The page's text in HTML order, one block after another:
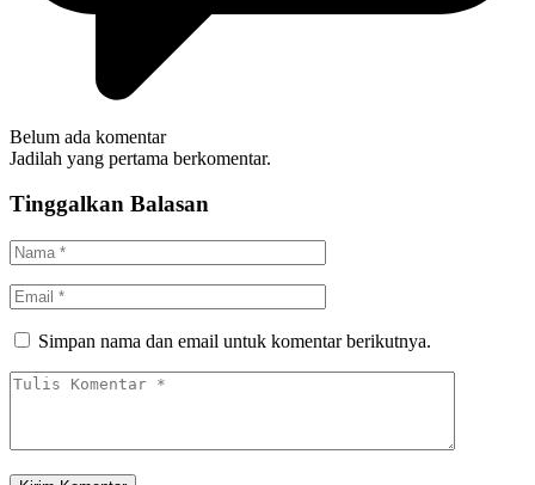
Belum ada komentar
Jadilah yang pertama berkomentar.
Tinggalkan Balasan
Simpan nama dan email untuk komentar berikutnya.